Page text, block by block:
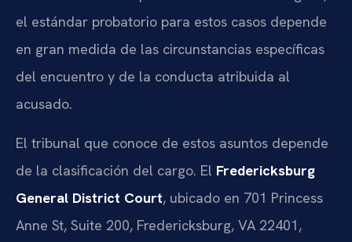
el estándar probatorio para estos casos depende
en gran medida de las circunstancias específicas
del encuentro y de la conducta atribuida al
acusado.
El tribunal que conoce de estos asuntos depende
de la clasificación del cargo. El Fredericksburg
General District Court, ubicado en 701 Princess
Anne St, Suite 200, Fredericksburg, VA 22401,